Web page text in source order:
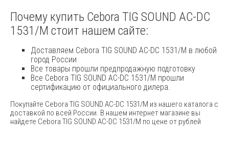
Почему купить Cebora TIG SOUND AC-DC
1531/M стоит нашем сайте:
Доставляем Cebora TIG SOUND AC-DC 1531/M в любой
город России
Все товары прошли предпродажную подготовку
Все Cebora TIG SOUND AC-DC 1531/M прошли
сертификацию от официального дилера.
Покупайте Cebora TIG SOUND AC-DC 1531/M из нашего каталога с
доставкой по всей России. В нашем интернет магазине вы
найдете Cebora TIG SOUND AC-DC 1531/M по цене от рублей